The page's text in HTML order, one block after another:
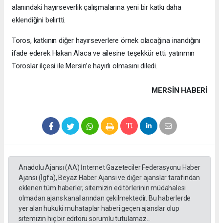
alanındaki hayırseverlik çalışmalarına yeni bir katkı daha
eklendiğini belirtti.
Toros, katkının diğer hayırseverlere örnek olacağına inandığını
ifade ederek Hakan Alaca ve ailesine teşekkür etti; yatırımın
Toroslar ilçesi ile Mersin’e hayırlı olmasını diledi.
MERSIN HABERİ
Anadolu Ajansı (AA) İnternet Gazeteciler Federasyonu Haber
Ajansı (İgfa), Beyaz Haber Ajansı ve diğer ajanslar tarafından
eklenen tüm haberler, sitemizin editörlerinin müdahalesi
olmadan ajans kanallarından çekilmektedir. Bu haberlerde
yer alan hukuki muhataplar haberi geçen ajanslar olup
sitemizin hiç bir editörü sorumlu tutulamaz...